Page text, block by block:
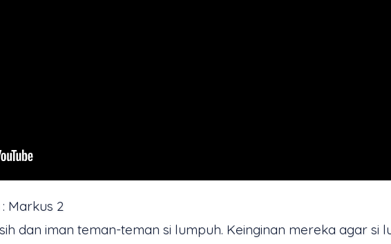
Markus 2
dan iman teman-teman si lumpuh. Keinginan mereka agar si